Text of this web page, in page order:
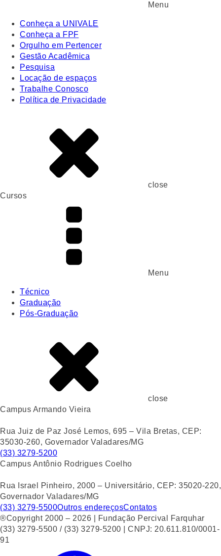
Menu
Conheça a UNIVALE
Conheça a FPF
Orgulho em Pertencer
Gestão Acadêmica
Pesquisa
Locação de espaços
Trabalhe Conosco
Política de Privacidade
close
Cursos
Menu
Técnico
Graduação
Pós-Graduação
close
Campus Armando Vieira
Rua Juiz de Paz José Lemos, 695 – Vila Bretas, CEP:
35030-260, Governador Valadares/MG
(33) 3279-5200
Campus Antônio Rodrigues Coelho
Rua Israel Pinheiro, 2000 – Universitário, CEP: 35020-220,
Governador Valadares/MG
(33) 3279-5500Outros endereçosContatos
®Copyright 2000 – 2026 | Fundação Percival Farquhar
(33) 3279-5500 / (33) 3279-5200 | CNPJ: 20.611.810/0001-
91